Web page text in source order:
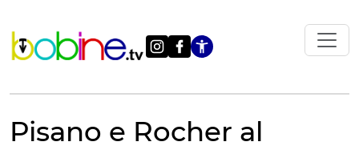
contenuto
Apri le
Pisano e Rocher al